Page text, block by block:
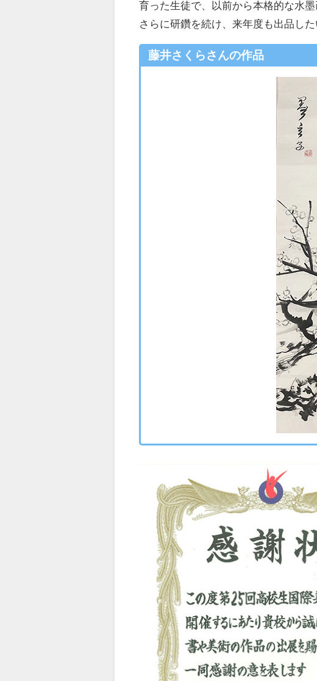
育った生徒で、以前から本格的な水
さらに研鑽を続け、来年度も出品した
藤井さくらさんの作品